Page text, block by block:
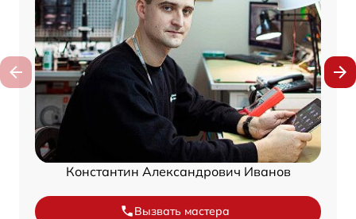
Константин Александрович Иванов
Вызвать мастера